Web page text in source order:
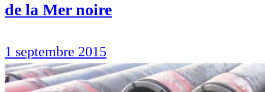
de la Mer noire
1 septembre 2015